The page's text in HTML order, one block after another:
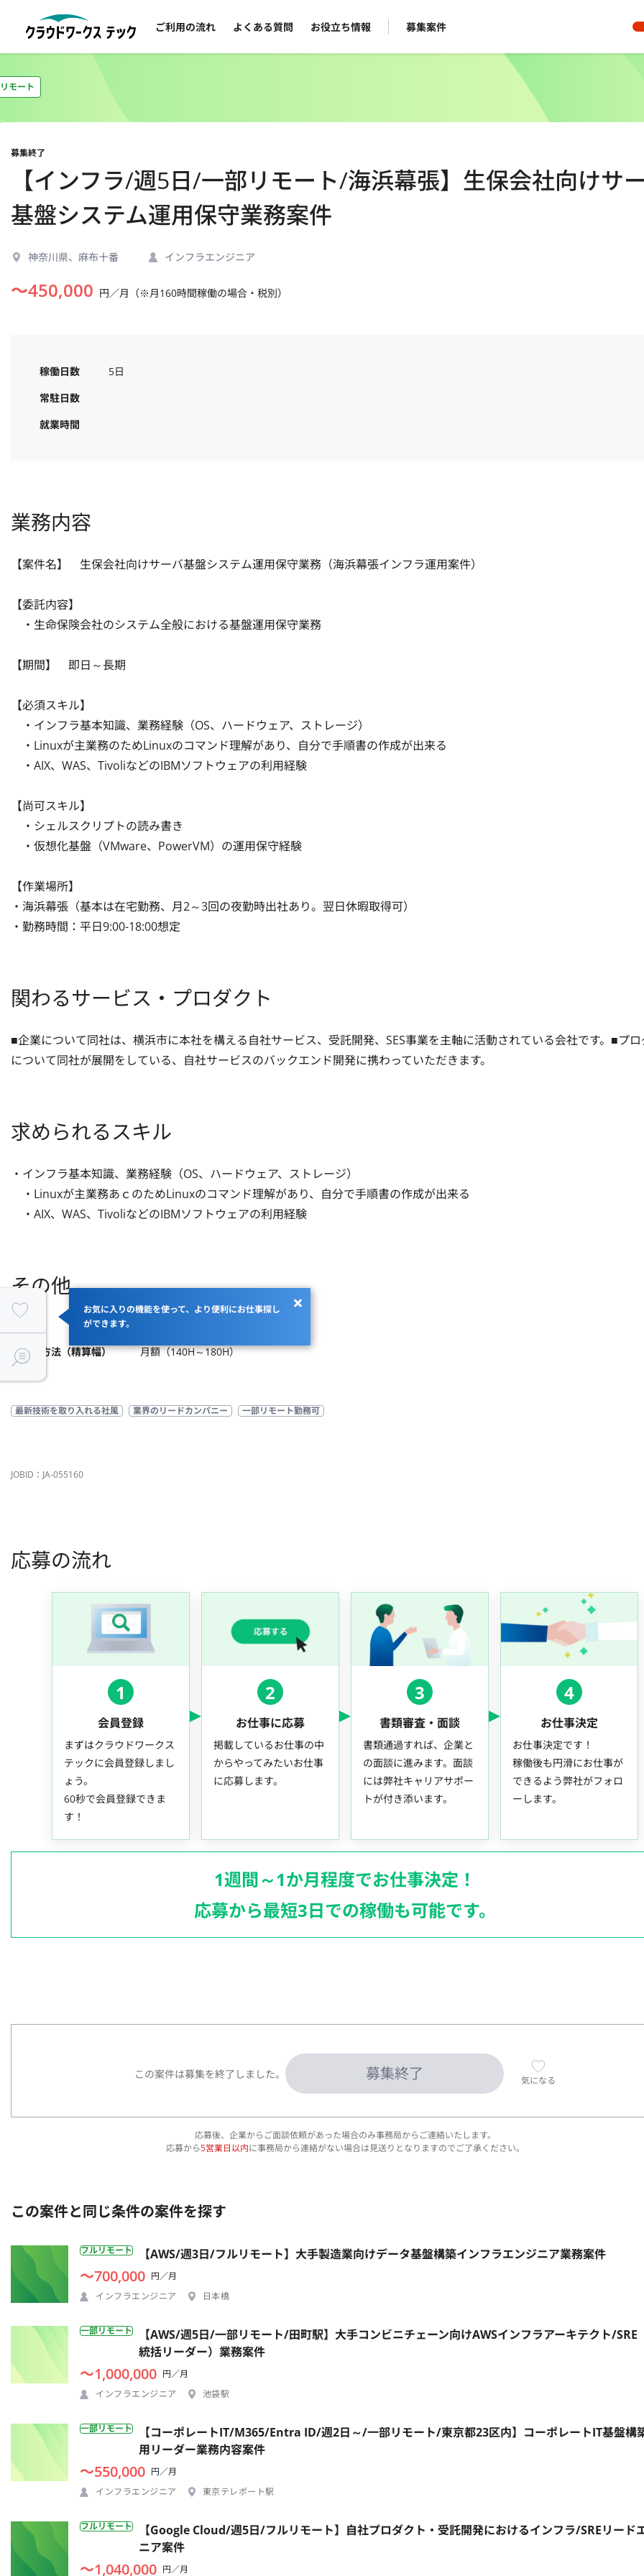
ご利用の流れ よくある質問 お役立ち情報 募集案件
お気に入りの機能を使って、より便利にお仕事探し
ができます。
モート
募集終了
【インフラ/週5日/一部リモート/海浜幕張】生保会社向けサ
基盤システム運用保守業務案件
神奈川県、麻布十番 インフラエンジニア
〜450,000 円／月（※月160時間稼働の場合・税別）
稼働日数
5日
常駐日数
就業時間
業務内容
【案件名】　生保会社向けサーバ基盤システム運用保守業務（海浜幕張インフラ運用案件）
【委託内容】
・生命保険会社のシステム全般における基盤運用保守業務
【期間】　即日～長期
【必須スキル】
・インフラ基本知識、業務経験（OS、ハードウェア、ストレージ）
・Linuxが主業務のためLinuxのコマンド理解があり、自分で手順書の作成が出来る
・AIX、WAS、TivoliなどのIBMソフトウェアの利用経験
【尚可スキル】
・シェルスクリプトの読み書き
・仮想化基盤（VMware、PowerVM）の運用保守経験
【作業場所】
・海浜幕張（基本は在宅勤務、月2～3回の夜勤時出社あり。翌日休暇取得可）
・勤務時間：平日9:00-18:00想定
関わるサービス・プロダクト
■企業について同社は、横浜市に本社を構える自社サービス、受託開発、SES事業を主軸に活動されている会社です。■プ
について同社が展開をしている、自社サービスのバックエンド開発に携わっていただきます。
求められるスキル
・インフラ基本知識、業務経験（OS、ハードウェア、ストレージ）
・Linuxが主業務あｃのためLinuxのコマンド理解があり、自分で手順書の作成が出来る
・AIX、WAS、TivoliなどのIBMソフトウェアの利用経験
その他
支払い方法（精算幅）
月額（140H～180H）
最新技術を取り入れる社風 業界のリードカンパニー 一部リモート勤務可
JOBID：JA-055160
応募の流れ
1
会員登録
まずはクラウドワークス
テックに会員登録しまし
ょう。
60秒で会員登録できま
す！
2
お仕事に応募
掲載しているお仕事の中
からやってみたいお仕事
に応募します。
3
書類審査・面談
書類通過すれば、企業と
の面談に進みます。面談
には弊社キャリアサポー
トが付き添います。
4
お仕事決定
お仕事決定です！
稼働後も円滑にお仕事が
できるよう弊社がフォロ
ーします。
1週間～1か月程度でお仕事決定！
応募から最短3日での稼働も可能です。
この案件は募集を終了しました。 募集終了 気になる
応募後、企業からご面談依頼があった場合のみ事務局からご連絡いたします。
応募から5営業日以内に事務局から連絡がない場合は見送りとなりますのでご了承ください。
この案件と同じ条件の案件を探す
フルリモート 【AWS/週3日/フルリモート】大手製造業向けデータ基盤構築インフラエンジニア業務案件
〜700,000 円／月
インフラエンジニア
日本橋
一部リモート
【AWS/週5日/一部リモート/田町駅】大手コンビニチェーン向けAWSインフラアーキテクト/SRE
統括リーダー）業務案件
〜1,000,000 円／月
インフラエンジニア
池袋駅
一部リモート
【コーポレートIT/M365/Entra ID/週2日～/一部リモート/東京都23区内】コーポレートIT基盤構
用リーダー業務内容案件
〜550,000 円／月
インフラエンジニア
東京テレポート駅
フルリモート
【Google Cloud/週5日/フルリモート】自社プロダクト・受託開発におけるインフラ/SREリード
ニア案件
〜1,040,000 円／月